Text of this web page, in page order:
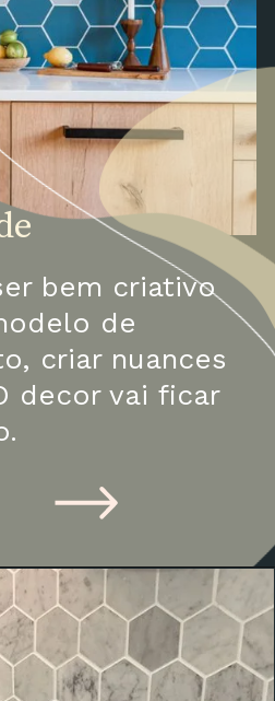
bem criativo
de
criar nuances
decor vai ficar